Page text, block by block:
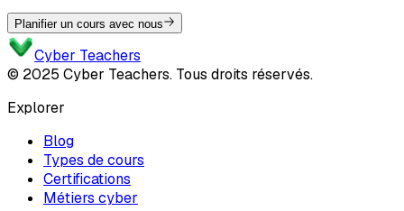
Planifier un cours avec nous
Cyber Teachers
© 2025 Cyber Teachers. Tous droits réservés.
Explorer
Blog
Types de cours
Certifications
Métiers cyber